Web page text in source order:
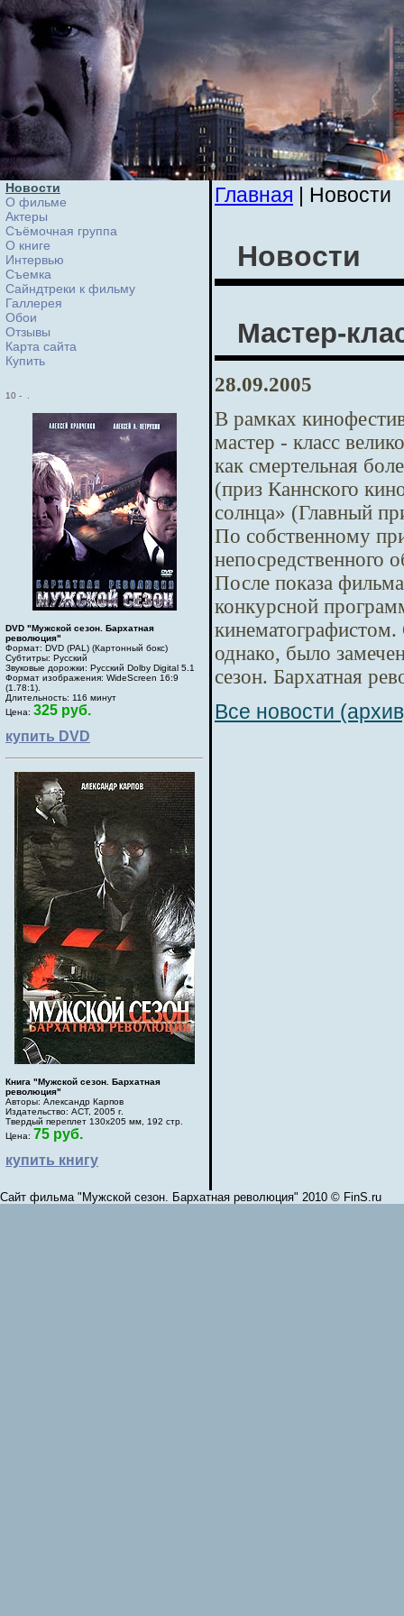
Новости
О фильме
Актеры
Съёмочная группа
О книге
Интервью
Cъемка
Сайндтреки к фильму
Галлерея
Обои
Отзывы
Карта сайта
Купить
10 -
DVD "Мужской сезон. Бархатная
революция"
Формат: DVD (PAL) (Картонный бокс)
Субтитры: Русский
Звуковые дорожки: Русский Dolby Digital 5.1
Формат изображения: WideScreen 16:9
(1.78:1).
Длительность: 116 минут
Цена: 325 руб.
купить DVD
Книга "Мужской сезон. Бархатная
революция"
Авторы: Александр Карпов
Издательство: АСТ, 2005 г.
Твердый переплет 130х205 мм, 192 стр.
Цена: 75 руб.
купить книгу
Главная | Новости
Новости
Мастер-
28.09.2005
В рамках
мастер - класс
как смертельная
(приз Каннского
солнца» (Главный
По собственному
непосредственного
После показа
конкурсной
однако, было
сезон. Бархатная
Все новости
Сайт фильма "Мужской сезон. Бархатная революция" 2010 © FinS.ru